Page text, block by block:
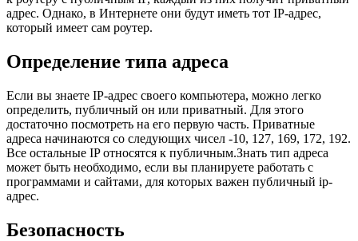
адрес. Однако, в Интернете они будут иметь тот IP-адрес,
который имеет сам роутер.
Определение типа адреса
Если вы знаете IP-адрес своего компьютера, можно легко
определить, публичный он или приватный. Для этого
достаточно посмотреть на его первую часть. Приватные
адреса начинаются со следующих чисел -10, 127, 169, 172, 192.
Все остальные IP относятся к публичным.Знать тип адреса
может быть необходимо, если вы планируете работать с
программами и сайтами, для которых важен публичный ip-
адрес.
Безопасность